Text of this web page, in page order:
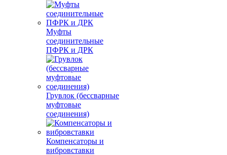
Муфты
соединительные
ПФРК и ДРК
Грувлок (бессварные
муфтовые
соединения)
Компенсаторы и
вибровставки